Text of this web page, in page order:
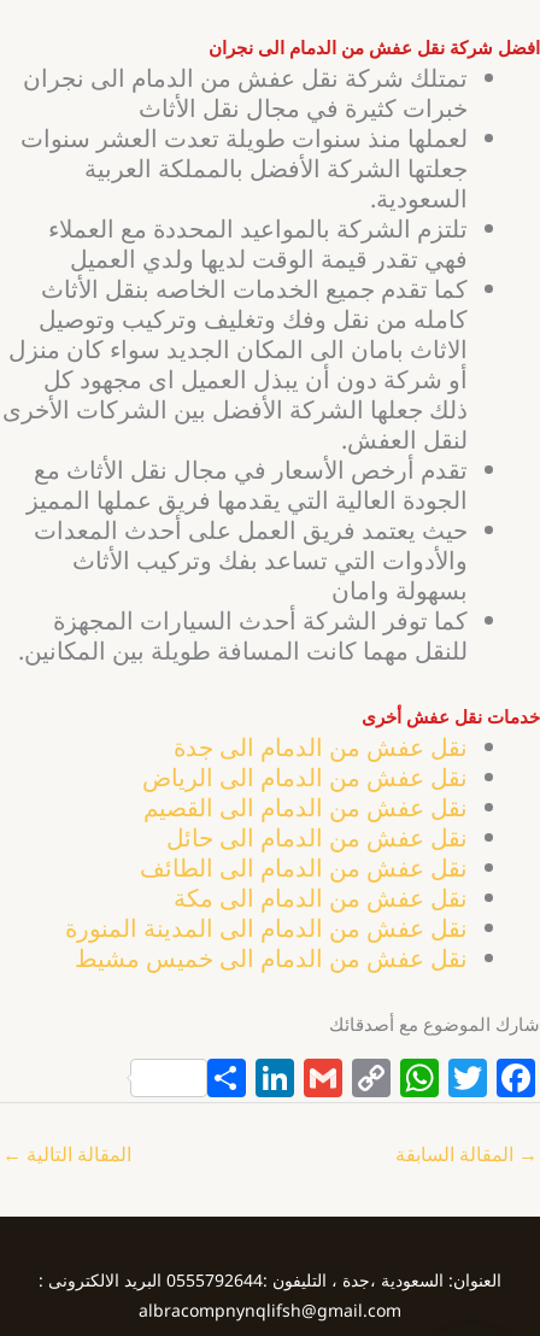
افضل شركة نقل عفش من الدمام الى نجران
تمتلك شركة نقل عفش من الدمام الى نجران
خبرات كثيرة في مجال نقل الأثاث
لعملها منذ سنوات طويلة تعدت العشر سنوات
جعلتها الشركة الأفضل بالمملكة العربية
السعودية.
تلتزم الشركة بالمواعيد المحددة مع العملاء
فهي تقدر قيمة الوقت لديها ولدي العميل
كما تقدم جميع الخدمات الخاصه بنقل الأثاث
كامله من نقل وفك وتغليف وتركيب وتوصيل
الاثاث بامان الى المكان الجديد سواء كان منزل
أو شركة دون أن يبذل العميل اى مجهود كل
ذلك جعلها الشركة الأفضل بين الشركات الأخرى
لنقل العفش.
تقدم أرخص الأسعار في مجال نقل الأثاث مع
الجودة العالية التي يقدمها فريق عملها المميز
حيث يعتمد فريق العمل على أحدث المعدات
والأدوات التي تساعد بفك وتركيب الأثاث
بسهولة وامان
كما توفر الشركة أحدث السيارات المجهزة
للنقل مهما كانت المسافة طويلة بين المكانين.
خدمات نقل عفش أخرى
نقل عفش من الدمام الى جدة
نقل عفش من الدمام الى الرياض
نقل عفش من الدمام الى القصيم
نقل عفش من الدمام الى حائل
نقل عفش من الدمام الى الطائف
نقل عفش من الدمام الى مكة
نقل عفش من الدمام الى المدينة المنورة
نقل عفش من الدمام الى خميس مشيط
شارك الموضوع مع أصدقائك
F
a
c
b
o
T
w
itt
W
h
at
A
p
p
C
o
Li
n
k
G
m
Li
n
dI
n
S
h
→ المقالة السابقة المقالة التالية ←
العنوان: السعودية ،جدة ، التليفون :0555792644 البريد الالكترونى :
albracompnynqlifsh@gmail.com